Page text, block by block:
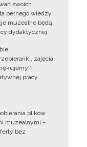
swoich
pełnego wiedzy i
muzealne będą
dydaktycznej.
zajęcia
pracy.
plików
muzealnymi –
bez